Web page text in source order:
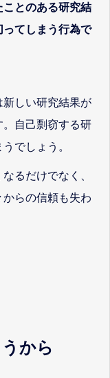
ことのある研究結
てしまう行為で
しい研究結果が
自己剽窃する研
でしょう。
るだけでなく、
らの信頼も失わ
から